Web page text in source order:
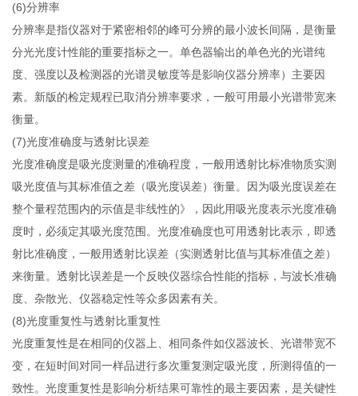
(6)分辨率
分辨率是指仪器对于紧密相邻的峰可分辨的最小波长间隔，是衡量
分光光度计性能的重要指标之一。单色器输出的单色光的光谱纯
度、强度以及检测器的光谱灵敏度等是影响仪器分辨率）主要因
素。新版的检定规程已取消分辨率要求，一般可用最小光谱带宽来
衡量。
(7)光度准确度与透射比误差
光度准确度是吸光度测量的准确程度，一般用透射比标准物质实测
吸光度值与其标准值之差（吸光度误差）衡量。因为吸光度误差在
整个量程范围内的示值是非线性的》，因此用吸光度表示光度准确
度时，必须定其吸光度范围。光度准确度也可用透射比表示，即透
射比准确度，一般用透射比误差（实测透射比值与其标准值之差）
来衡量。透射比误差是一个反映仪器综合性能的指标，与波长准确
度、杂散光、仪器稳定性等众多因素有关。
(8)光度重复性与透射比重复性
光度重复性是在相同的仪器上、相同条件如仪器波长、光谱带宽不
变，在短时间对同一样品进行多次重复测定吸光度，所测得值的一
致性。光度重复性是影响分析结果可靠性的最主要因素，是关键性